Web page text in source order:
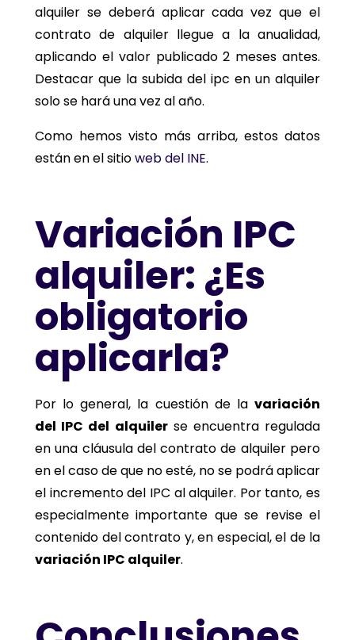
alquiler se deberá aplicar cada vez que el
contrato de alquiler llegue a la anualidad,
aplicando el valor publicado 2 meses antes.
Destacar que la subida del ipc en un alquiler
solo se hará una vez al año.
Como hemos visto más arriba, estos datos
están en el sitioweb del INE.
Variación IPC
alquiler: ¿Es
obligatorio
aplicarla?
Por lo general, la cuestión de la variación
del IPC del alquilerse encuentra regulada
en una cláusula del contrato de alquiler pero
en el caso de que no esté, no se podrá aplicar
el incremento del IPC al alquiler. Por tanto, es
especialmente importante que se revise el
contenido del contrato y, en especial, el de la
variación IPC alquiler.